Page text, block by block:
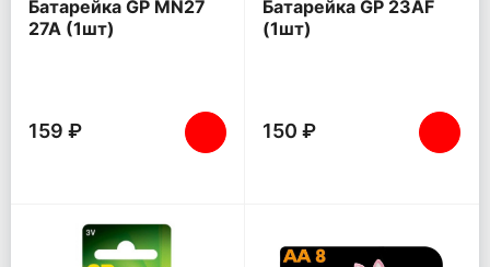
Батарейка GP MN27
27A (1шт)
159 ₽
Батарейка GP 23AF
(1шт)
150 ₽